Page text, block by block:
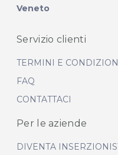
Veneto
Servizio clienti
TERMINI E
FAQ
CONTATTACI
Per le aziende
DIVENTA